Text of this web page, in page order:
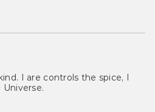
I are controls the spice, I